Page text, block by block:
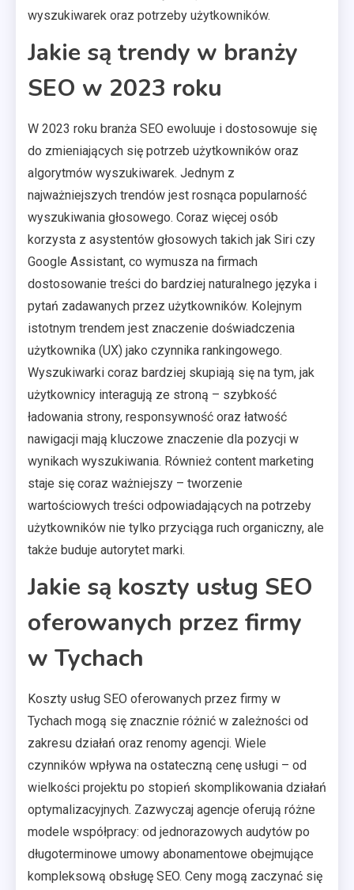
wyszukiwarek oraz potrzeby użytkowników.
Jakie są trendy w branży
SEO w 2023 roku
W 2023 roku branża SEO ewoluuje i dostosowuje się
do zmieniających się potrzeb użytkowników oraz
algorytmów wyszukiwarek. Jednym z
najważniejszych trendów jest rosnąca popularność
wyszukiwania głosowego. Coraz więcej osób
korzysta z asystentów głosowych takich jak Siri czy
Google Assistant, co wymusza na firmach
dostosowanie treści do bardziej naturalnego języka i
pytań zadawanych przez użytkowników. Kolejnym
istotnym trendem jest znaczenie doświadczenia
użytkownika (UX) jako czynnika rankingowego.
Wyszukiwarki coraz bardziej skupiają się na tym, jak
użytkownicy interagują ze stroną – szybkość
ładowania strony, responsywność oraz łatwość
nawigacji mają kluczowe znaczenie dla pozycji w
wynikach wyszukiwania. Również content marketing
staje się coraz ważniejszy – tworzenie
wartościowych treści odpowiadających na potrzeby
użytkowników nie tylko przyciąga ruch organiczny, ale
także buduje autorytet marki.
Jakie są koszty usług SEO
oferowanych przez firmy
w Tychach
Koszty usług SEO oferowanych przez firmy w
Tychach mogą się znacznie różnić w zależności od
zakresu działań oraz renomy agencji. Wiele
czynników wpływa na ostateczną cenę usługi – od
wielkości projektu po stopień skomplikowania działań
optymalizacyjnych. Zazwyczaj agencje oferują różne
modele współpracy: od jednorazowych audytów po
długoterminowe umowy abonamentowe obejmujące
kompleksową obsługę SEO. Ceny mogą zaczynać się